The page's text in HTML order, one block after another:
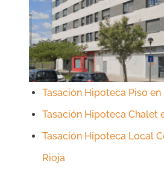
Tasación Hipoteca Piso en
Tasación Hipoteca Chalet
Tasación Hipoteca Local
Rioja